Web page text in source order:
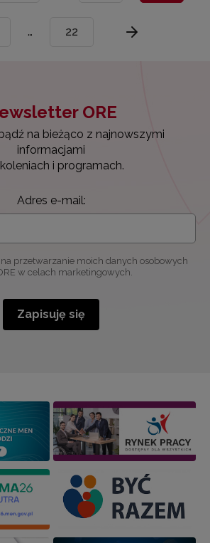
… 22
ORE
na bieżąco z najnowszymi
informacjami
i programach.
Adres e-mail:
przetwarzanie moich danych osobowych
w celach marketingowych.
Zapisuję się